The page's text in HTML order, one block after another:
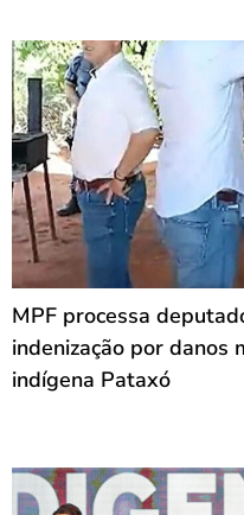
MPF processa
indenização por danos
indígena Pataxó